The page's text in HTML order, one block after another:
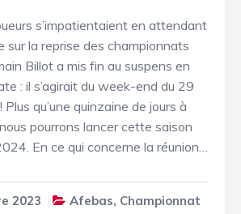
s’impatientaient en attendant
sur la reprise des championnats
Billot a mis fin au suspens en
: il s’agirait du week-end du 29
qu’une quinzaine de jours à
pourrons lancer cette saison
En ce qui concerne la réunion…
2023 Afebas, Championnat